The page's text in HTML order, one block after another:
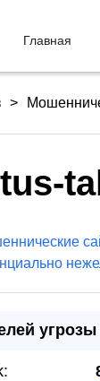
Главная
угрозы